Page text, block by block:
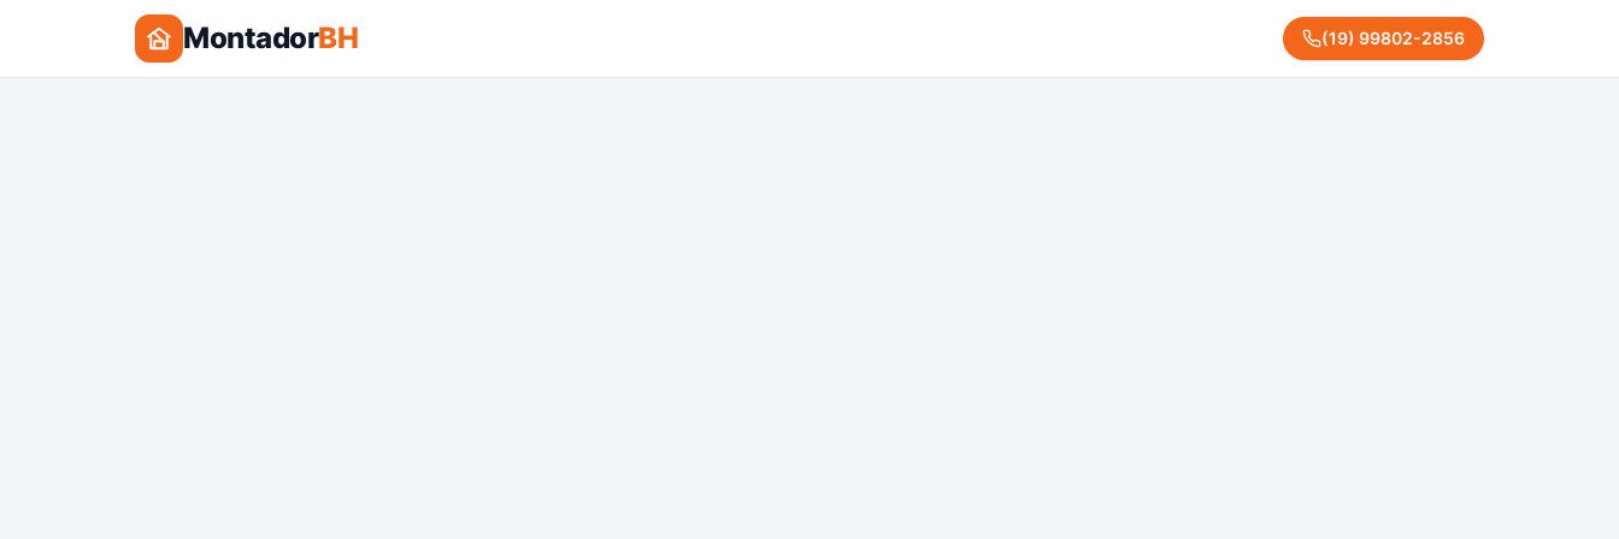
MontadorBH (19) 99802-2856